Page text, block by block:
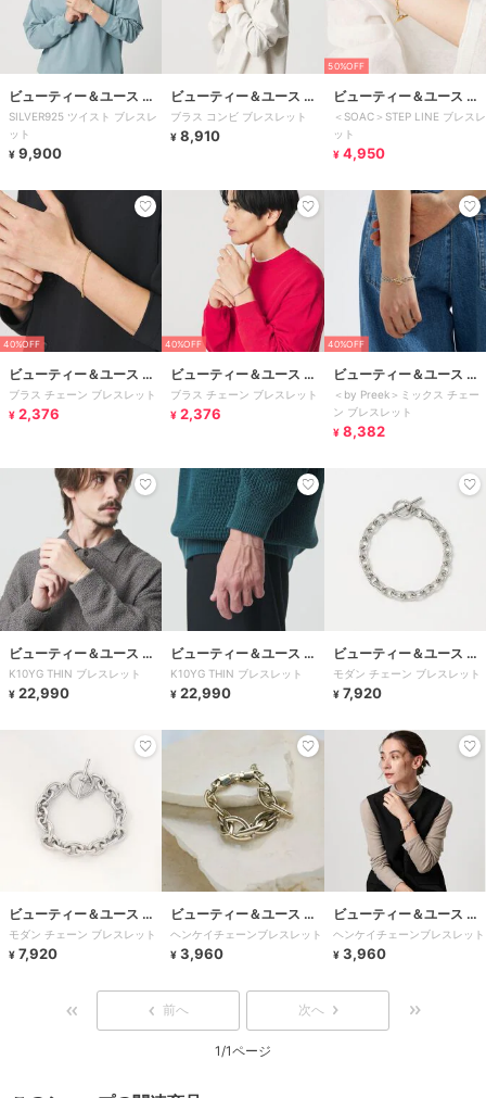
ビューティー＆ユース ユ
ナイテッドアローズ
SILVER925 ツイスト ブレスレ
ット
¥ 9,900
ビューティー＆ユース ユ
ナイテッドアローズ
ブラス コンビ ブレスレット
¥ 8,910
50%OFF
ビューティー＆ユース ユ
ナイテッドアローズ
＜SOAC＞STEP LINE ブレスレ
ット
¥ 4,950
40%OFF
ビューティー＆ユース ユ
ナイテッドアローズ
ブラス チェーン ブレスレット
¥ 2,376
40%OFF
ビューティー＆ユース ユ
ナイテッドアローズ
ブラス チェーン ブレスレット
¥ 2,376
40%OFF
ビューティー＆ユース ユ
ナイテッドアローズ
＜by Preek＞ミックス チェー
ン ブレスレット
¥ 8,382
ビューティー＆ユース ユ
ナイテッドアローズ
K10YG THIN ブレスレット
¥ 22,990
ビューティー＆ユース ユ
ナイテッドアローズ
K10YG THIN ブレスレット
¥ 22,990
ビューティー＆ユース ユ
ナイテッドアローズ
モダン チェーン ブレスレット
¥ 7,920
ビューティー＆ユース ユ
ナイテッドアローズ
モダン チェーン ブレスレット
¥ 7,920
ビューティー＆ユース ユ
ナイテッドアローズ
ヘンケイチェーンブレスレット
¥ 3,960
ビューティー＆ユース ユ
ナイテッドアローズ
ヘンケイチェーンブレスレット
¥ 3,960
前へ 次へ
1/1ページ